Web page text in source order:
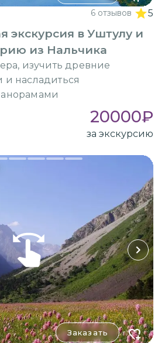
6 отзывов 5
экскурсия в Уштулу и
из Нальчика
изучить древние
насладиться
20000₽
за экскурсию
Заказать